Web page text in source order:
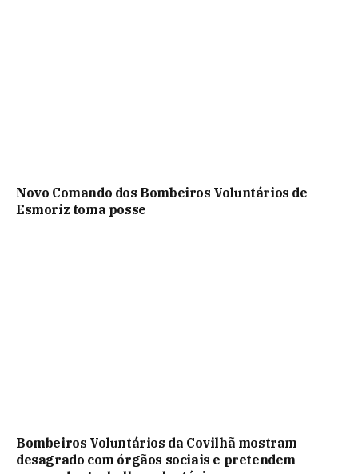
Novo Comando dos Bombeiros Voluntários de
Esmoriz toma posse
Bombeiros Voluntários da Covilhã mostram
desagrado com órgãos sociais e pretendem